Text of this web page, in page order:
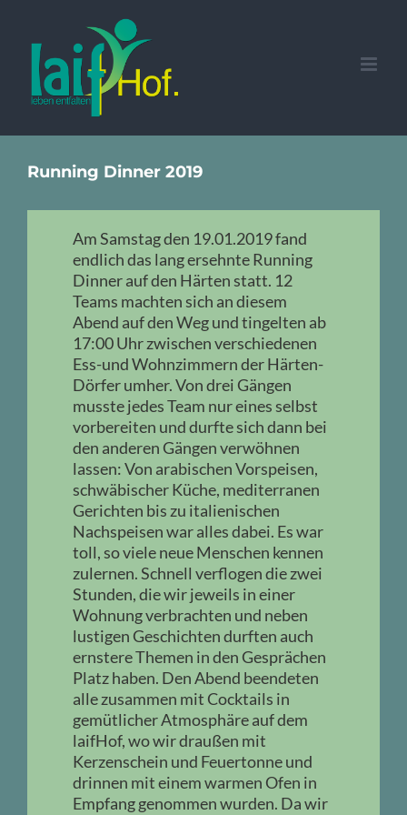
springen
Running Dinner 2019
Am Samstag den 19.01.2019 fand
endlich das lang ersehnte Running
Dinner auf den Härten statt. 12
Teams machten sich an diesem
Abend auf den Weg und tingelten ab
17:00 Uhr zwischen verschiedenen
Ess-und Wohnzimmern der Härten-
Dörfer umher. Von drei Gängen
musste jedes Team nur eines selbst
vorbereiten und durfte sich dann bei
den anderen Gängen verwöhnen
lassen: Von arabischen Vorspeisen,
schwäbischer Küche, mediterranen
Gerichten bis zu italienischen
Nachspeisen war alles dabei. Es war
toll, so viele neue Menschen kennen
zulernen. Schnell verflogen die zwei
Stunden, die wir jeweils in einer
Wohnung verbrachten und neben
lustigen Geschichten durften auch
ernstere Themen in den Gesprächen
Platz haben. Den Abend beendeten
alle zusammen mit Cocktails in
gemütlicher Atmosphäre auf dem
laifHof, wo wir draußen mit
Kerzenschein und Feuertonne und
drinnen mit einem warmen Ofen in
Empfang genommen wurden. Da wir